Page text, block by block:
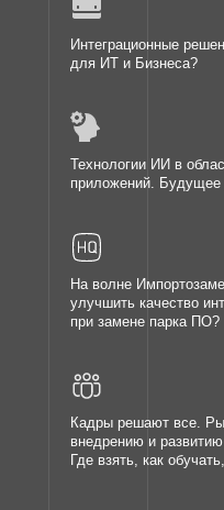
Интеграционные
для ИТ и Бизнеса?
Технологии ИИ в
приложений. Будущее
На волне
улучшить качество
при замене парка ПО?
Кадры решают все.
внедрению и
Где взять, как